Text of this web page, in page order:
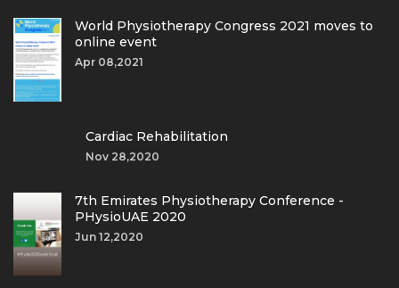
World Physiotherapy Congress 2021 moves to
online event
Apr 08,2021
Cardiac Rehabilitation
Nov 28,2020
7th Emirates Physiotherapy Conference -
PHysioUAE 2020
Jun 12,2020